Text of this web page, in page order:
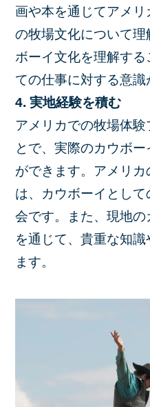
画や本を通じてアメ
の牧場文化について
ボーイ文化を理解す
ての仕事に対する意識
4. 実地経験を積む
アメリカでの牧場体
とで、実際のカウボ
ができます。アメリ
は、カウボーイとし
会です。また、現地
を通じて、貴重な知
ます。